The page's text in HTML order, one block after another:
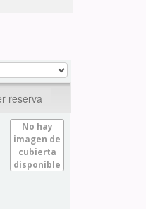
reserva
No hay
imagen de
cubierta
disponible